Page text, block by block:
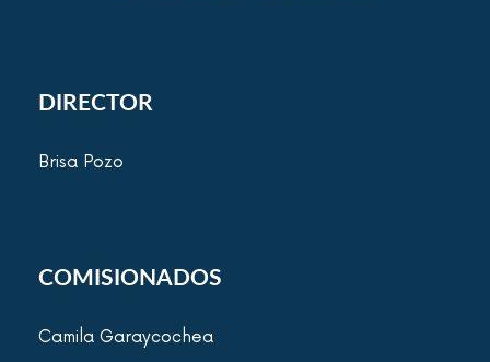
DIRECTOR
Brisa Pozo
COMISIONADOS
Camila Garaycochea